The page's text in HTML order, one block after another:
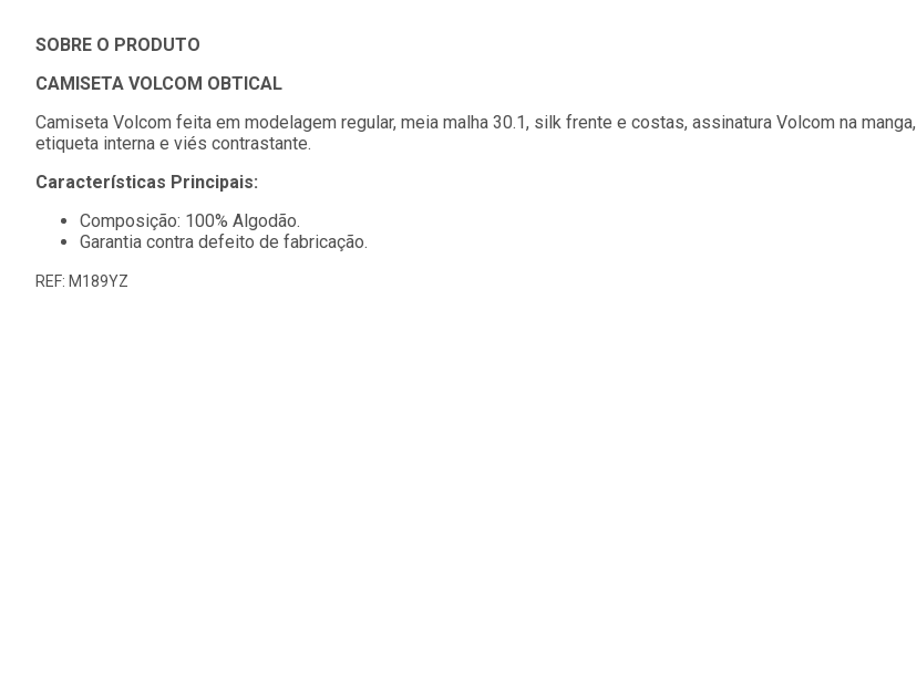
SOBRE O PRODUTO
CAMISETA VOLCOM OBTICAL
Camiseta Volcom feita em modelagem regular, meia malha 30.1, silk frente e costas, assinatura Volcom na manga,
etiqueta interna e viés contrastante.
Características Principais:
Composição: 100% Algodão.
Garantia contra defeito de fabricação.
REF: M189YZ